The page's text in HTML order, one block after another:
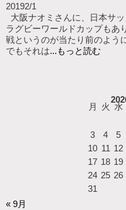
20192/1
大阪ナオミさんに、日本サ
ラグビーワールドカップもあ
戦というのが当たり前のよう
でもそれは...もっと読む
月 火 水
3
4 5
10 11 12
17 18 19
24 25 26
31
« 9月